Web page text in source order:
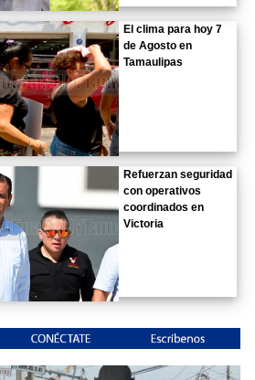
El clima para hoy 7
de Agosto en
Tamaulipas
Refuerzan seguridad
con operativos
coordinados en
Victoria